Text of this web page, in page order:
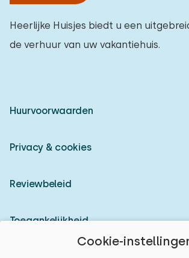
Cookie-
Heerlijke Huisjes biedt u een
de verhuur van uw vakantiehuis.
Huurvoorwaarden
Privacy & cookies
Reviewbeleid
Toegankelijkheid